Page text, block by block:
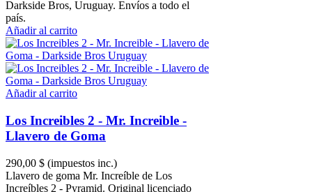
Darkside Bros, Uruguay. Envíos a todo el
país.
Añadir al carrito
Añadir al carrito
Los Increibles 2 - Mr. Increible -
Llavero de Goma
290,00 $ (impuestos inc.)
Llavero de goma Mr. Increíble de Los
Increíbles 2 - Pyramid. Original licenciado